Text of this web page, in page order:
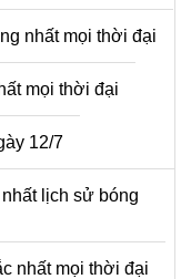
nhất mọi thời đại
mọi thời đại
12/7
lịch sử bóng
nhất mọi thời đại